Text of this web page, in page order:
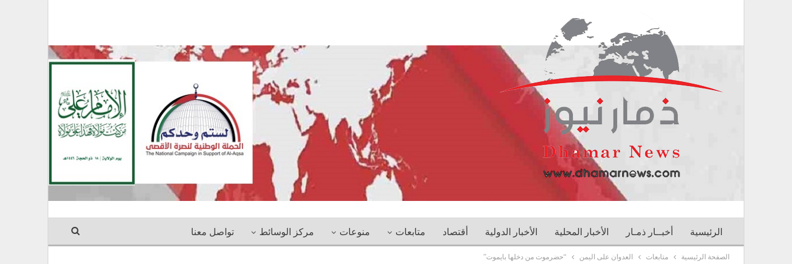
الرئيسية أخبــار ذمـار الأخبار المحلية الأخبار الدولية أقتصاد متابعات منوعات مركز الوسائط تواصل معنا
الصفحة الرئيسية متابعات العدوان على اليمن “حضرموت من دخلها بايموت”